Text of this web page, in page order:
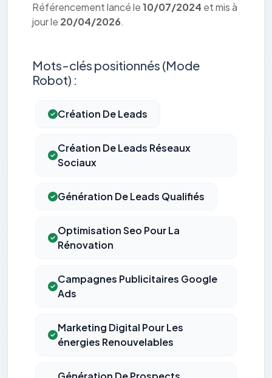
Référencement lancé le10/07/2024 et mis à
jour le 20/04/2026.
Mots-clés positionnés (Mode
Robot) :
Création De Leads
Création De Leads Réseaux
Sociaux
Génération De Leads Qualifiés
Optimisation Seo Pour La
Rénovation
Campagnes Publicitaires Google
Ads
Marketing Digital Pour Les
énergies Renouvelables